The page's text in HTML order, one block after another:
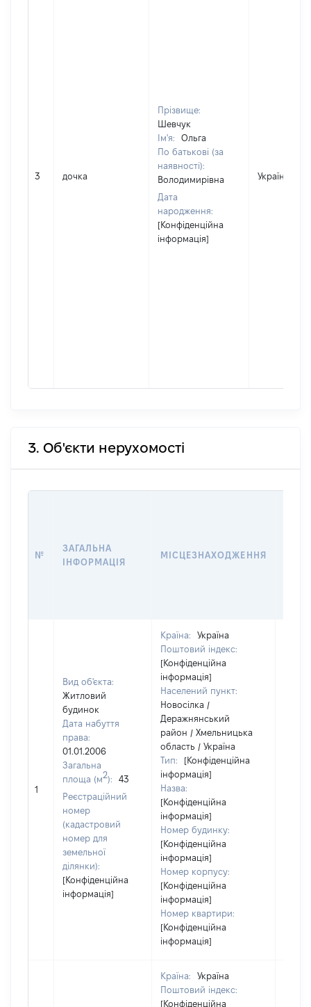
3 дочка
Прізвище:
Шевчук
Ім'я:
Ольга
По батькові (за
наявності):
Володимирівна
Дата
народження:
[Конфіденційна
інформація]
Україна
3. Об'єкти нерухомості
№
ЗАГАЛЬНА
ІНФОРМАЦІЯ
МІСЦЕЗНАХОДЖЕННЯ
1
Вид об'єкта:
Житловий
будинок
Дата набуття
права:
01.01.2006
Загальна
площа (м2):
43
Реєстраційний
номер
(кадастровий
номер для
земельної
ділянки):
[Конфіденційна
інформація]
Країна:
Україна
Поштовий індекс:
[Конфіденційна
інформація]
Населений пункт:
Новосілка /
Деражнянський
район / Хмельницька
область / Україна
Тип:
[Конфіденційна
інформація]
Назва:
[Конфіденційна
інформація]
Номер будинку:
[Конфіденційна
інформація]
Номер корпусу:
[Конфіденційна
інформація]
Номер квартири:
[Конфіденційна
інформація]
Країна:
Україна
Поштовий індекс:
[Конфіденційна